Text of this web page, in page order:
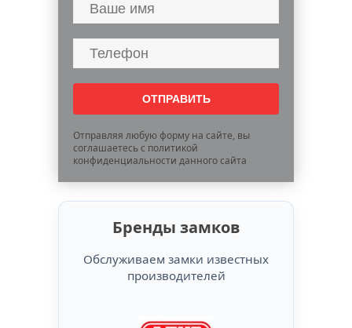
Отправляя любую форму на сайте, вы
соглашаетесь с политикой
конфиденциальности данного сайта
Бренды замков
Обслуживаем замки известных
производителей